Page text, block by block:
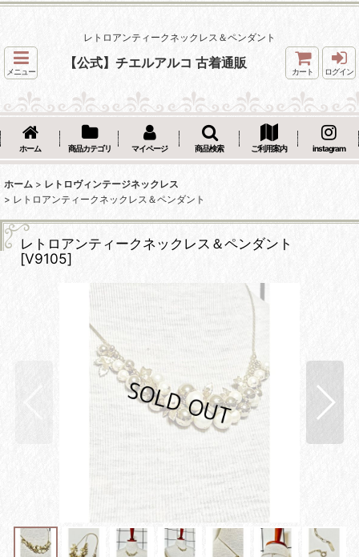
レトロアンティークネックレス＆ペンダント
メニュー
【公式】チエルアルコ 古着通販
カート ログイン
ホーム 商品カテゴリ マイページ 商品検索 ご利用案内 instagram
ホーム > レトロヴィンテージネックレス
> レトロアンティークネックレス＆ペンダント
レトロアンティークネックレス＆ペンダント
[V9105]